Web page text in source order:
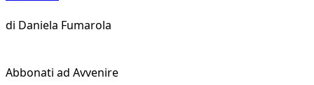
di Daniela Fumarola
Abbonati ad Avvenire